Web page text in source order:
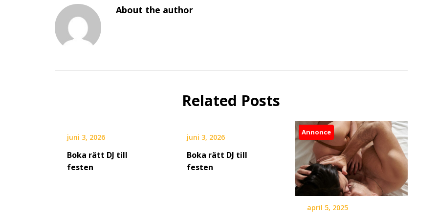
About the author
Related Posts
juni 3, 2026
Boka rätt DJ till
festen
juni 3, 2026
Boka rätt DJ till
festen
Annonce
april 5, 2025